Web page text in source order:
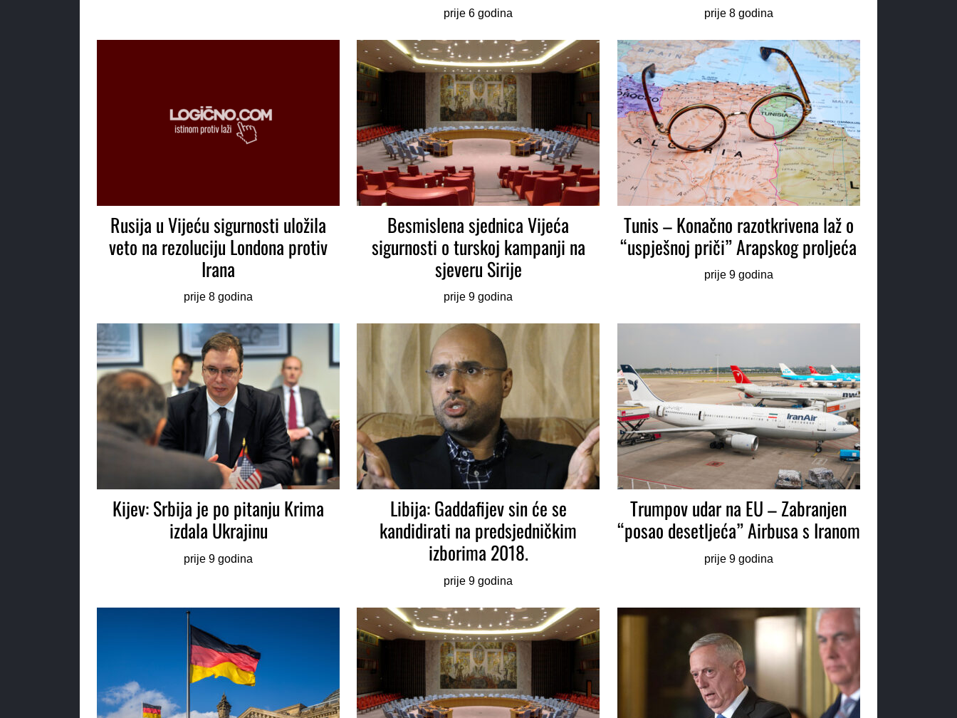
prije 6 godina prije 8 godina
Rusija u Vijeću sigurnosti uložila
veto na rezoluciju Londona protiv
Irana
prije 8 godina
Besmislena sjednica Vijeća
sigurnosti o turskoj kampanji na
sjeveru Sirije
prije 9 godina
Tunis – Konačno razotkrivena laž o
“uspješnoj priči” Arapskog proljeća
prije 9 godina
Kijev: Srbija je po pitanju Krima
izdala Ukrajinu
prije 9 godina
Libija: Gaddafijev sin će se
kandidirati na predsjedničkim
izborima 2018.
prije 9 godina
Trumpov udar na EU – Zabranjen
“posao desetljeća” Airbusa s Iranom
prije 9 godina